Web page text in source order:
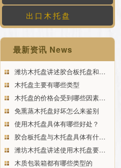
出口木托盘
最新资讯 News
潍坊木托盘讲述胶合板托盘和…
木托盘主要有哪些类型
木托盘的价格会受到哪些因素…
免熏蒸木托盘好坏怎么来鉴别
使用木托盘具体有哪些好处？
胶合板托盘与木托盘具体有什…
潍坊木托盘讲述使用木托盘要…
木质包装箱都有哪些类型的